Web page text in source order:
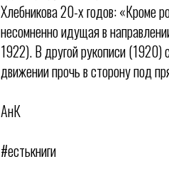
Хлебникова 20-х годов: «Кроме
несомненно идущая в
1922). В другой рукописи (1920)
движении прочь в сторону под
АнК
#естькниги